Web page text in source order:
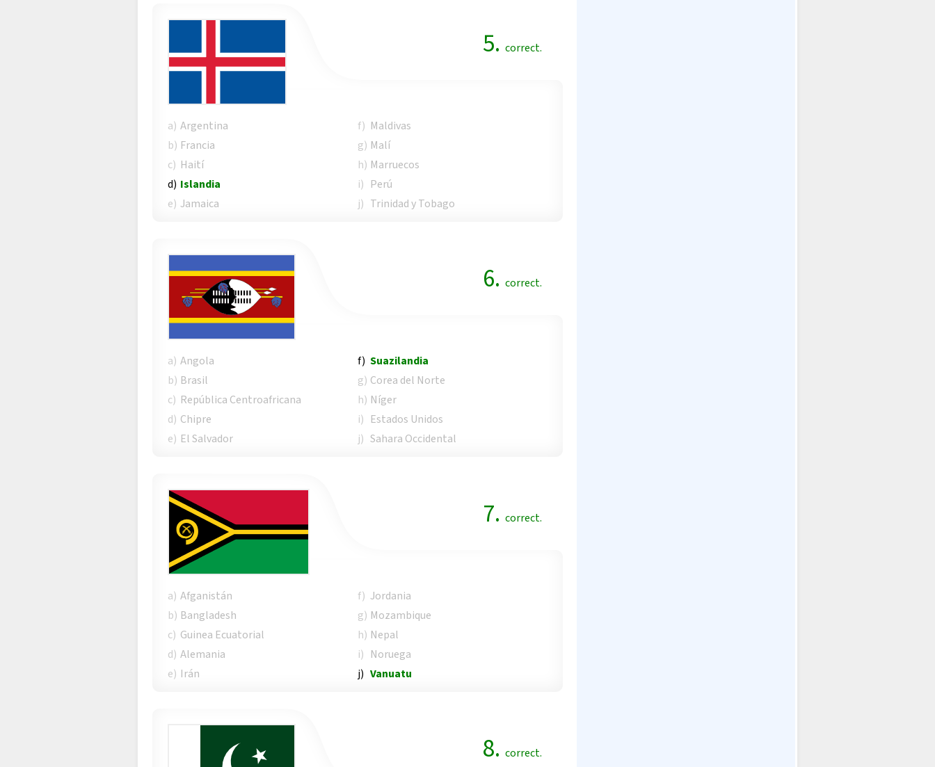
5. correct.
a) Argentina
b) Francia
c) Haití
d) Islandia
e) Jamaica
f) Maldivas
g) Malí
h) Marruecos
i) Perú
j) Trinidad y Tobago
6. correct.
a) Angola
b) Brasil
c) República Centroafricana
d) Chipre
e) El Salvador
f) Suazilandia
g) Corea del Norte
h) Níger
i) Estados Unidos
j) Sahara Occidental
7. correct.
a) Afganistán
b) Bangladesh
c) Guinea Ecuatorial
d) Alemania
e) Irán
f) Jordania
g) Mozambique
h) Nepal
i) Noruega
j) Vanuatu
8. correct.